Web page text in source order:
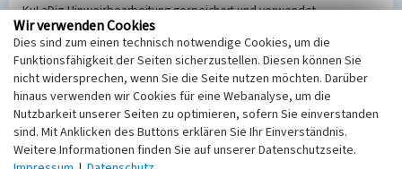
KuLaDig-Hinweisbearbeitung gespeichert und verwendet.
Selbstverständlich werden diese entsprechend der Vorschriften des
Telemediengesetzes, des Datenschutzgesetzes NRW und der seit
dem 25.05.2018 gültigen Europäischen Datenschutzgrundverordnung
(EU-DSGVO) vertraulich behandelt, beachten Sie bitte unsere
Hinweise zumDatenschutz
Nachricht
Wir verwenden Cookies
Dies sind zum einen technisch notwendige Cookies, um die
Funktionsfähigkeit der Seiten sicherzustellen. Diesen können Sie
nicht widersprechen, wenn Sie die Seite nutzen möchten. Darüber
hinaus verwenden wir Cookies für eine Webanalyse, um die
Nutzbarkeit unserer Seiten zu optimieren, sofern Sie einverstanden
sind. Mit Anklicken des Buttons erklären Sie Ihr Einverständnis.
Weitere Informationen finden Sie auf unserer Datenschutzseite.